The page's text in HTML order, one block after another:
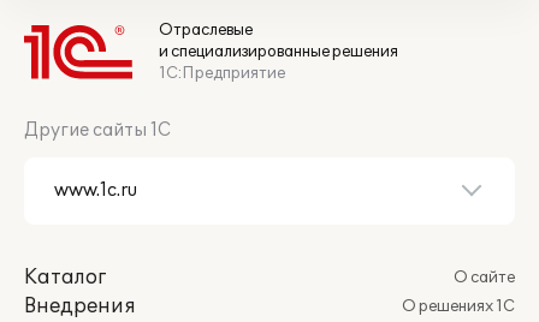
Отраслевые
и специализированные решения
1С:Предприятие
Другие сайты 1С
Каталог
Внедрения
О сайте
О решениях 1С